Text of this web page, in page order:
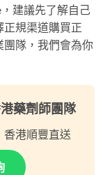
建議先了解自己
規渠道購買正
團隊，我們會為你
藥劑師團隊
香港順豐直送